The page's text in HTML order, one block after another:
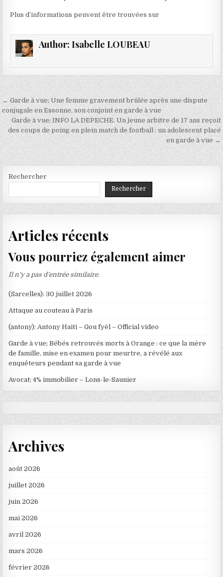
Plus d’informations peuvent être trouvées sur
Author: Isabelle LOUBEAU
Navigation
de
l’article
← Garde à vue; Une femme gravement brûlée après une dispute
conjugale en Essonne, son conjoint en garde à vue
Garde à vue; INFO LA DEPECHE. Un jeune arbitre de 17 ans reçoit
des coups de poing en plein match de football : un adolescent placé
en garde à vue →
Rechercher
Rechercher
Articles récents
Vous pourriez également aimer
Il n’y a pas d’entrée similaire.
(Sarcelles): 30 juillet 2026
Attaque au couteau à Paris
(antony): Antony Haiti – Gou fyèl – Official video
Garde à vue; Bébés retrouvés morts à Orange : ce que la mère
de famille, mise en examen pour meurtre, a révélé aux
enquêteurs pendant sa garde à vue
Avocat; 4% immobilier – Lons-le-Saunier
Archives
août 2026
juillet 2026
juin 2026
mai 2026
avril 2026
mars 2026
février 2026